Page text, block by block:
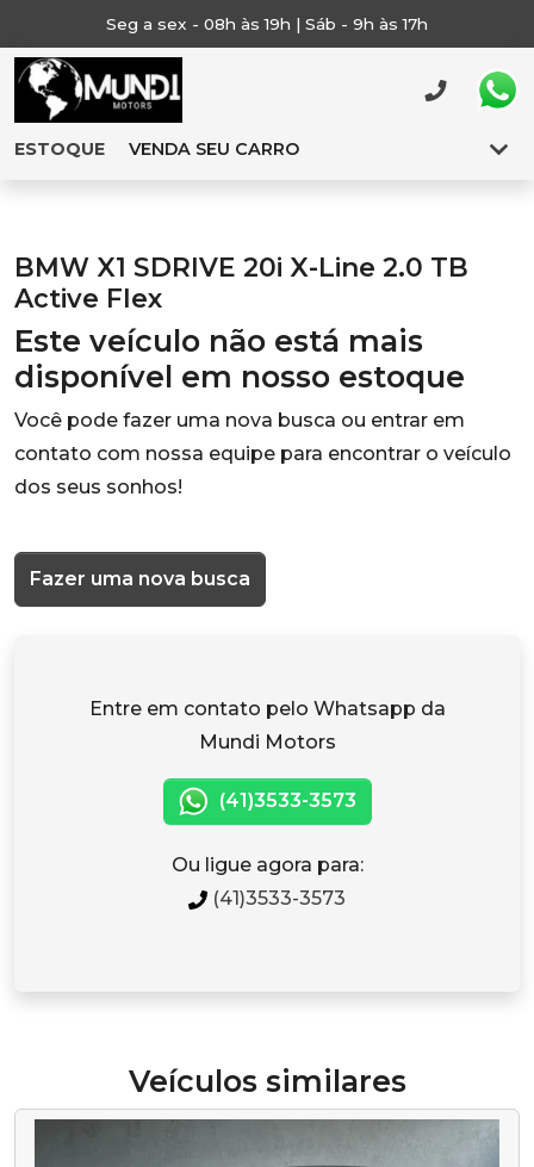
Seg a sex - 08h às 19h | Sáb - 9h às 17h
ESTOQUE VENDA SEU CARRO
BMW X1 SDRIVE 20i X-Line 2.0 TB
Active Flex
Este veículo não está mais
disponível em nosso estoque
Você pode fazer uma nova busca ou entrar em
contato com nossa equipe para encontrar o veículo
dos seus sonhos!
Fazer uma nova busca
Entre em contato pelo Whatsapp da
Mundi Motors
(41)3533-3573
Ou ligue agora para:
(41)3533-3573
Veículos similares